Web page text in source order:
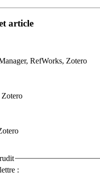
article
RefWorks, Zotero
: